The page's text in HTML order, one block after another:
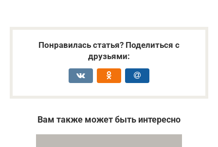
Понравилась статья? Поделиться с
друзьями:
Вам также может быть интересно